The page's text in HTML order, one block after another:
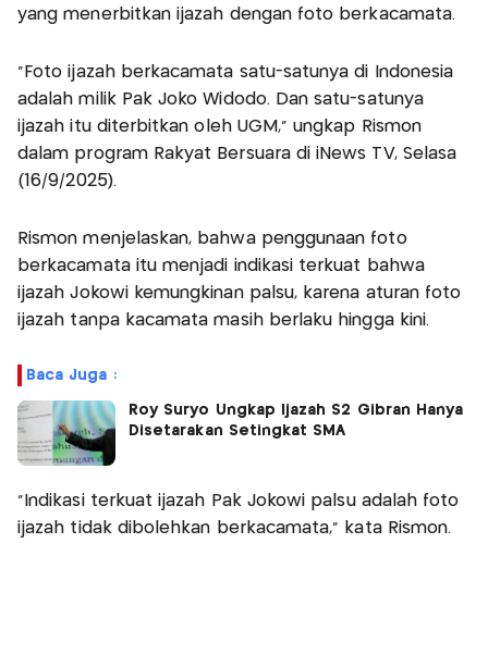
yang menerbitkan ijazah dengan foto berkacamata.
“Foto ijazah berkacamata satu-satunya di Indonesia
adalah milik Pak Joko Widodo. Dan satu-satunya
ijazah itu diterbitkan oleh UGM,” ungkap Rismon
dalam program Rakyat Bersuara di iNews TV, Selasa
(16/9/2025).
Rismon menjelaskan, bahwa penggunaan foto
berkacamata itu menjadi indikasi terkuat bahwa
ijazah Jokowi kemungkinan palsu, karena aturan foto
ijazah tanpa kacamata masih berlaku hingga kini.
Baca Juga :
Roy Suryo Ungkap Ijazah S2 Gibran Hanya
Disetarakan Setingkat SMA
“Indikasi terkuat ijazah Pak Jokowi palsu adalah foto
ijazah tidak dibolehkan berkacamata,” kata Rismon.